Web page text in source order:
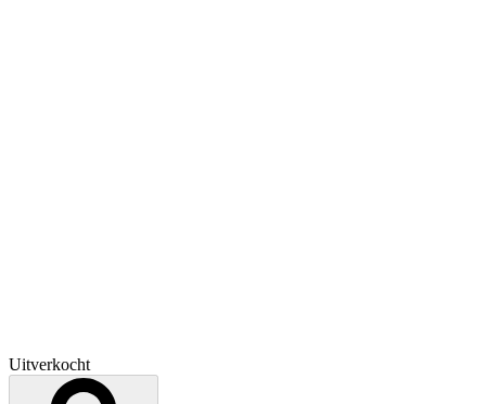
Uitverkocht